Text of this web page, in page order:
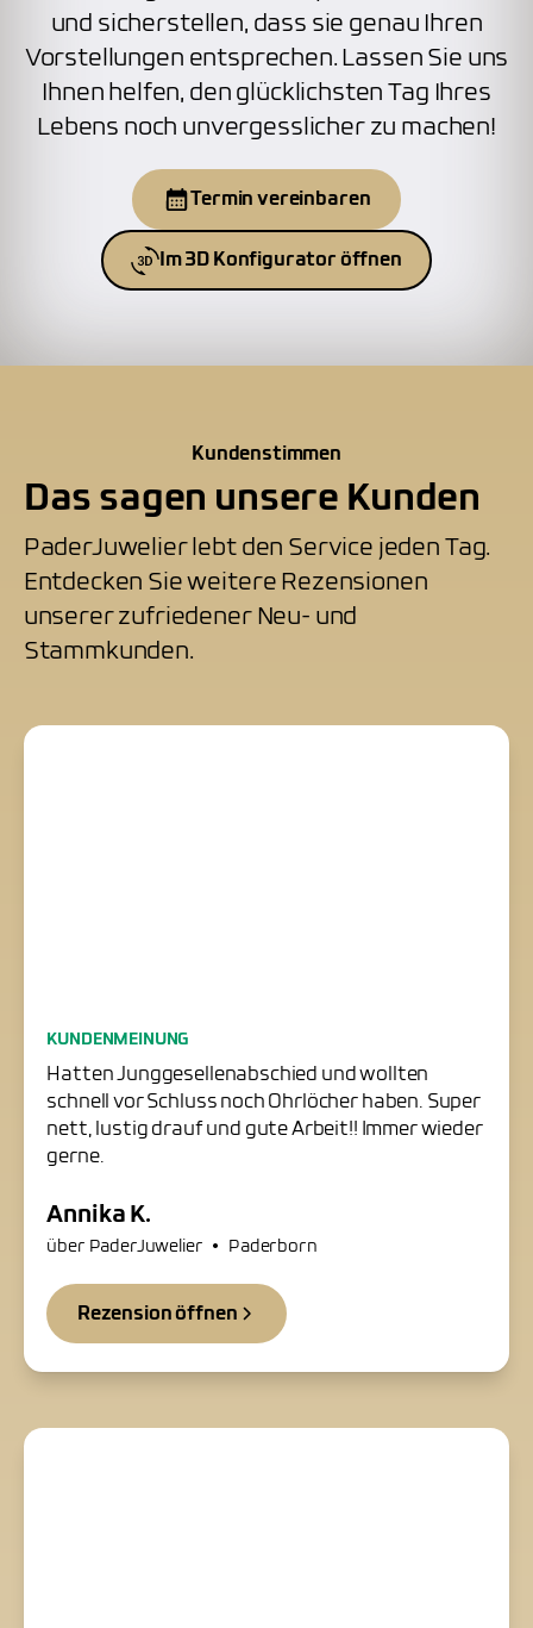
und sicherstellen, dass sie genau Ihren
Vorstellungen entsprechen. Lassen Sie uns
Ihnen helfen, den glücklichsten Tag Ihres
Lebens noch unvergesslicher zu machen!
Termin vereinbaren
Im 3D Konfigurator öffnen
Kundenstimmen
Das sagen unsere Kunden
PaderJuwelier lebt den Service jeden Tag.
Entdecken Sie weitere Rezensionen
unserer zufriedener Neu- und
Stammkunden.
Junggesellenabschied
erfolgreich gerettet
KUNDENMEINUNG
Hatten Junggesellenabschied und wollten
schnell vor Schluss noch Ohrlöcher haben. Super
nett, lustig drauf und gute Arbeit!! Immer wieder
gerne.
Annika K.
über PaderJuwelier • Paderborn
Rezension öffnen